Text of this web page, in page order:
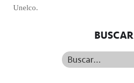
Unelco.
BUSCAR
Buscar...